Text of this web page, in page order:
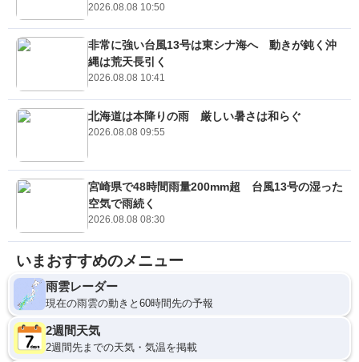
2026.08.08 10:50
非常に強い台風13号は東シナ海へ 動きが鈍く沖
縄は荒天長引く
2026.08.08 10:41
北海道は本降りの雨 厳しい暑さは和らぐ
2026.08.08 09:55
宮崎県で48時間雨量200mm超 台風13号の湿った
空気で雨続く
2026.08.08 08:30
いまおすすめのメニュー
雨雲レーダー
現在の雨雲の動きと60時間先の予報
2週間天気
2週間先までの天気・気温を掲載